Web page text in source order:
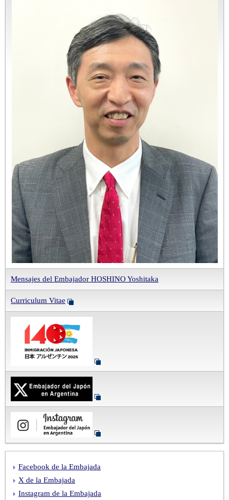
Mensajes del Embajador HOSHINO Yoshitaka
Curriculum Vitae
Facebook de la Embajada
X de la Embajada
Instagram de la Embajada